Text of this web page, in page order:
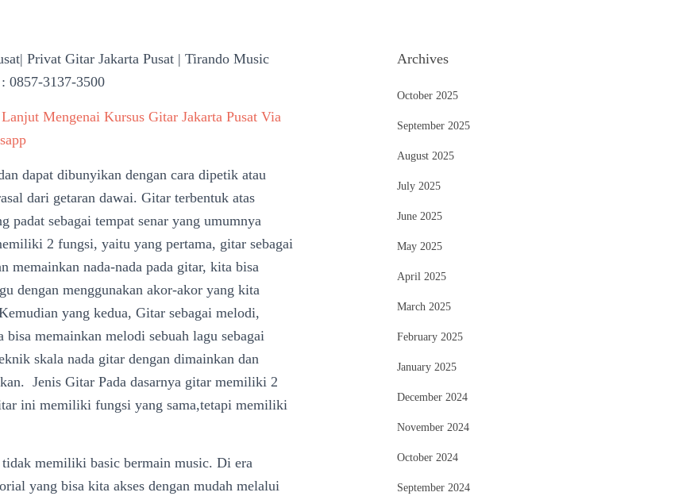
Privat Gitar Jakarta Pusat | Tirando Music
0857-3137-3500
Mengenai Kursus Gitar Jakarta Pusat Via
dapat dibunyikan dengan cara dipetik atau
dari getaran dawai. Gitar terbentuk atas
padat sebagai tempat senar yang umumnya
2 fungsi, yaitu yang pertama, gitar sebagai
memainkan nada-nada pada gitar, kita bisa
dengan menggunakan akor-akor yang kita
yang kedua, Gitar sebagai melodi,
memainkan melodi sebuah lagu sebagai
skala nada gitar dengan dimainkan dan
Jenis Gitar Pada dasarnya gitar memiliki 2
ini memiliki fungsi yang sama,tetapi memiliki
memiliki basic bermain music. Di era
yang bisa kita akses dengan mudah melalui
Archives
October 2025
September 2025
August 2025
July 2025
June 2025
May 2025
April 2025
March 2025
February 2025
January 2025
December 2024
November 2024
October 2024
September 2024